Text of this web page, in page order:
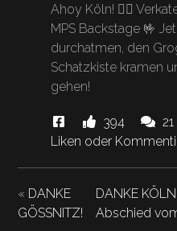
Ahoy Köln! 🏴‍☠️
MPS Backstage 🤟
durchatmen, den
Schatzkiste kramen
gehen!
Diese
News
394
Likes
und
21
Liken oder
« DANKE
GÖSSNITZ!
DANKE
Abschied